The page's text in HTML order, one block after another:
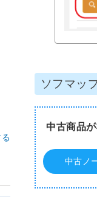
ソフマッ
中古商品
中古ノ